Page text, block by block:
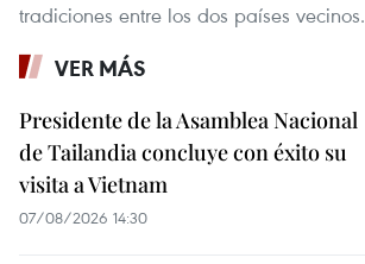
tradiciones entre los dos países vecinos.
VER MÁS
Presidente de la Asamblea Nacional
de Tailandia concluye con éxito su
visita a Vietnam
07/08/2026 14:30